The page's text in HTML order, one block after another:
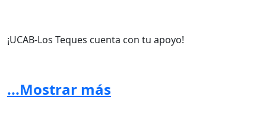
¡UCAB-Los Teques cuenta con tu apoyo!
http://w2.ucab.edu.ve/tl_files/sala_de_prensa/recursos/
...Mostrar más